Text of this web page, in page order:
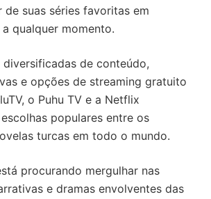
suas séries favoritas em
qualquer momento.
de conteúdo,
e opções de streaming gratuito
o Puhu TV e a Netflix
populares entre os
turcas em todo o mundo.
procurando mergulhar nas
e dramas envolventes das